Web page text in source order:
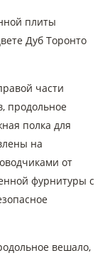
плиты
Дуб Торонто
части
продольное
полка для
на
от
фурнитуры с
вешало,